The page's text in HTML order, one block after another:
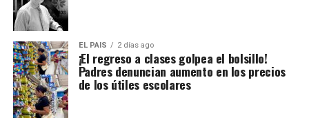
EL PAIS 2 días ago
¡El regreso a clases golpea el bolsillo!
Padres denuncian aumento en los precios
de los útiles escolares